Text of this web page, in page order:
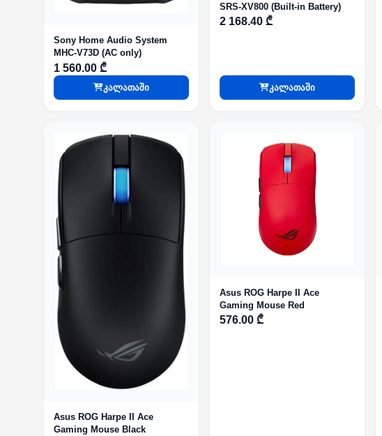
Sony Home Audio System
MHC-V73D (AC only)
1 560.00 ₾
კალათაში
SRS-XV800 (Built-in Battery)
2 168.40 ₾
კალათაში
Asus ROG Harpe II Ace
Gaming Mouse Black
Asus ROG Harpe II Ace
Gaming Mouse Red
576.00 ₾